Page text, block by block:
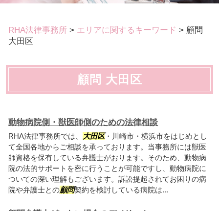
RHA法律事務所 > エリアに関するキーワード > 顧問
大田区
顧問 大田区
動物病院側・獣医師側のための法律相談
RHA法律事務所では、 大田区・川崎市・横浜市をはじめとし
て全国各地からご相談を承っております。当事務所には獣医
師資格を保有している弁護士がおります。そのため、動物病
院の法的サポートを密に行うことが可能ですし、動物病院に
ついての深い理解もございます。訴訟提起されてお困りの病
院や弁護士との顧問契約を検討している病院は...